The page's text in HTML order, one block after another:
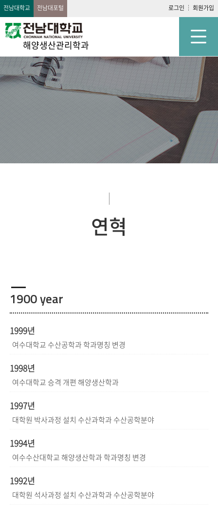
전남대학교 전남대포털 로그인 회원가입
해양생산관리학과
연혁
1900 year
1999년
여수대학교 수산공학과 학과명칭 변경
1998년
여수대학교 승격 개편 해양생산학과
1997년
대학원 박사과정 설치 수산과학과 수산공학분야
1994년
여수수산대학교 해양생산학과 학과명칭 변경
1992년
대학원 석사과정 설치 수산과학과 수산공학분야